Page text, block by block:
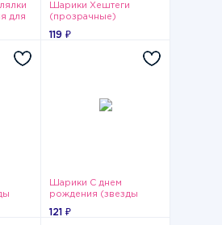
для
Шарики Хештеги
(прозрачные)
119 ₽
Шарики С днем
рождения (звезды
121 ₽